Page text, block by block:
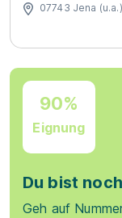
07743 Jena (u.a.)
90%
Eignung
Du bist
Geh auf